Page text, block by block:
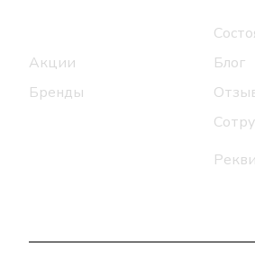
Акции
Бренды
Блог